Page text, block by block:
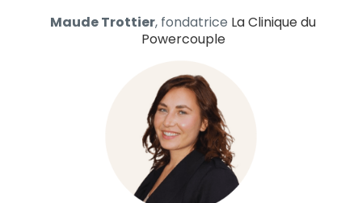
Maude Trottier, fondatrice La Clinique du
Powercouple